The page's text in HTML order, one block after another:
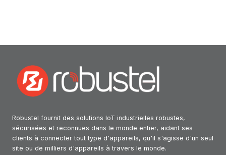
Robustel fournit des solutions IoT industrielles robustes,
sécurisées et reconnues dans le monde entier, aidant ses
clients à connecter tout type d'appareils, qu'il s'agisse d'un seul
site ou de milliers d'appareils à travers le monde.